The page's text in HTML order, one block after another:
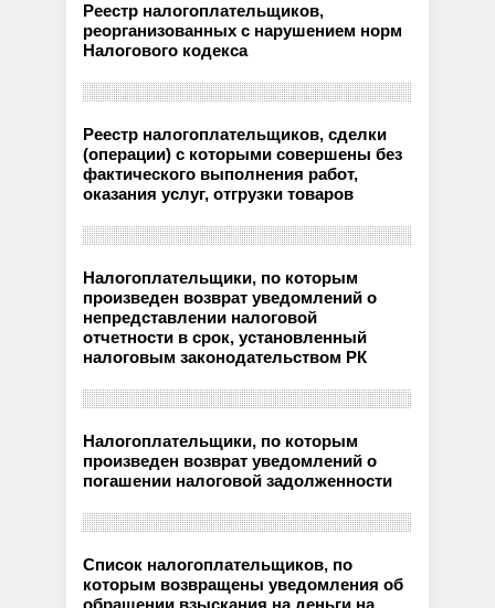
Реестр налогоплательщиков,
реорганизованных с нарушением норм
Налогового кодекса
Реестр налогоплательщиков, сделки
(операции) с которыми совершены без
фактического выполнения работ,
оказания услуг, отгрузки товаров
Налогоплательщики, по которым
произведен возврат уведомлений о
непредставлении налоговой
отчетности в срок, установленный
налоговым законодательством РК
Налогоплательщики, по которым
произведен возврат уведомлений о
погашении налоговой задолженности
Список налогоплательщиков, по
которым возвращены уведомления об
обращении взыскания на деньги на